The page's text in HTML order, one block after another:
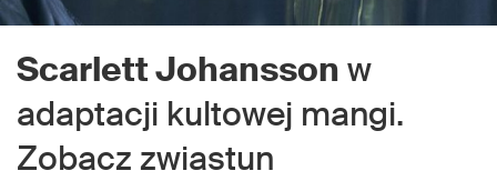
Scarlett Johansson w
adaptacji kultowej mangi.
Zobacz zwiastun